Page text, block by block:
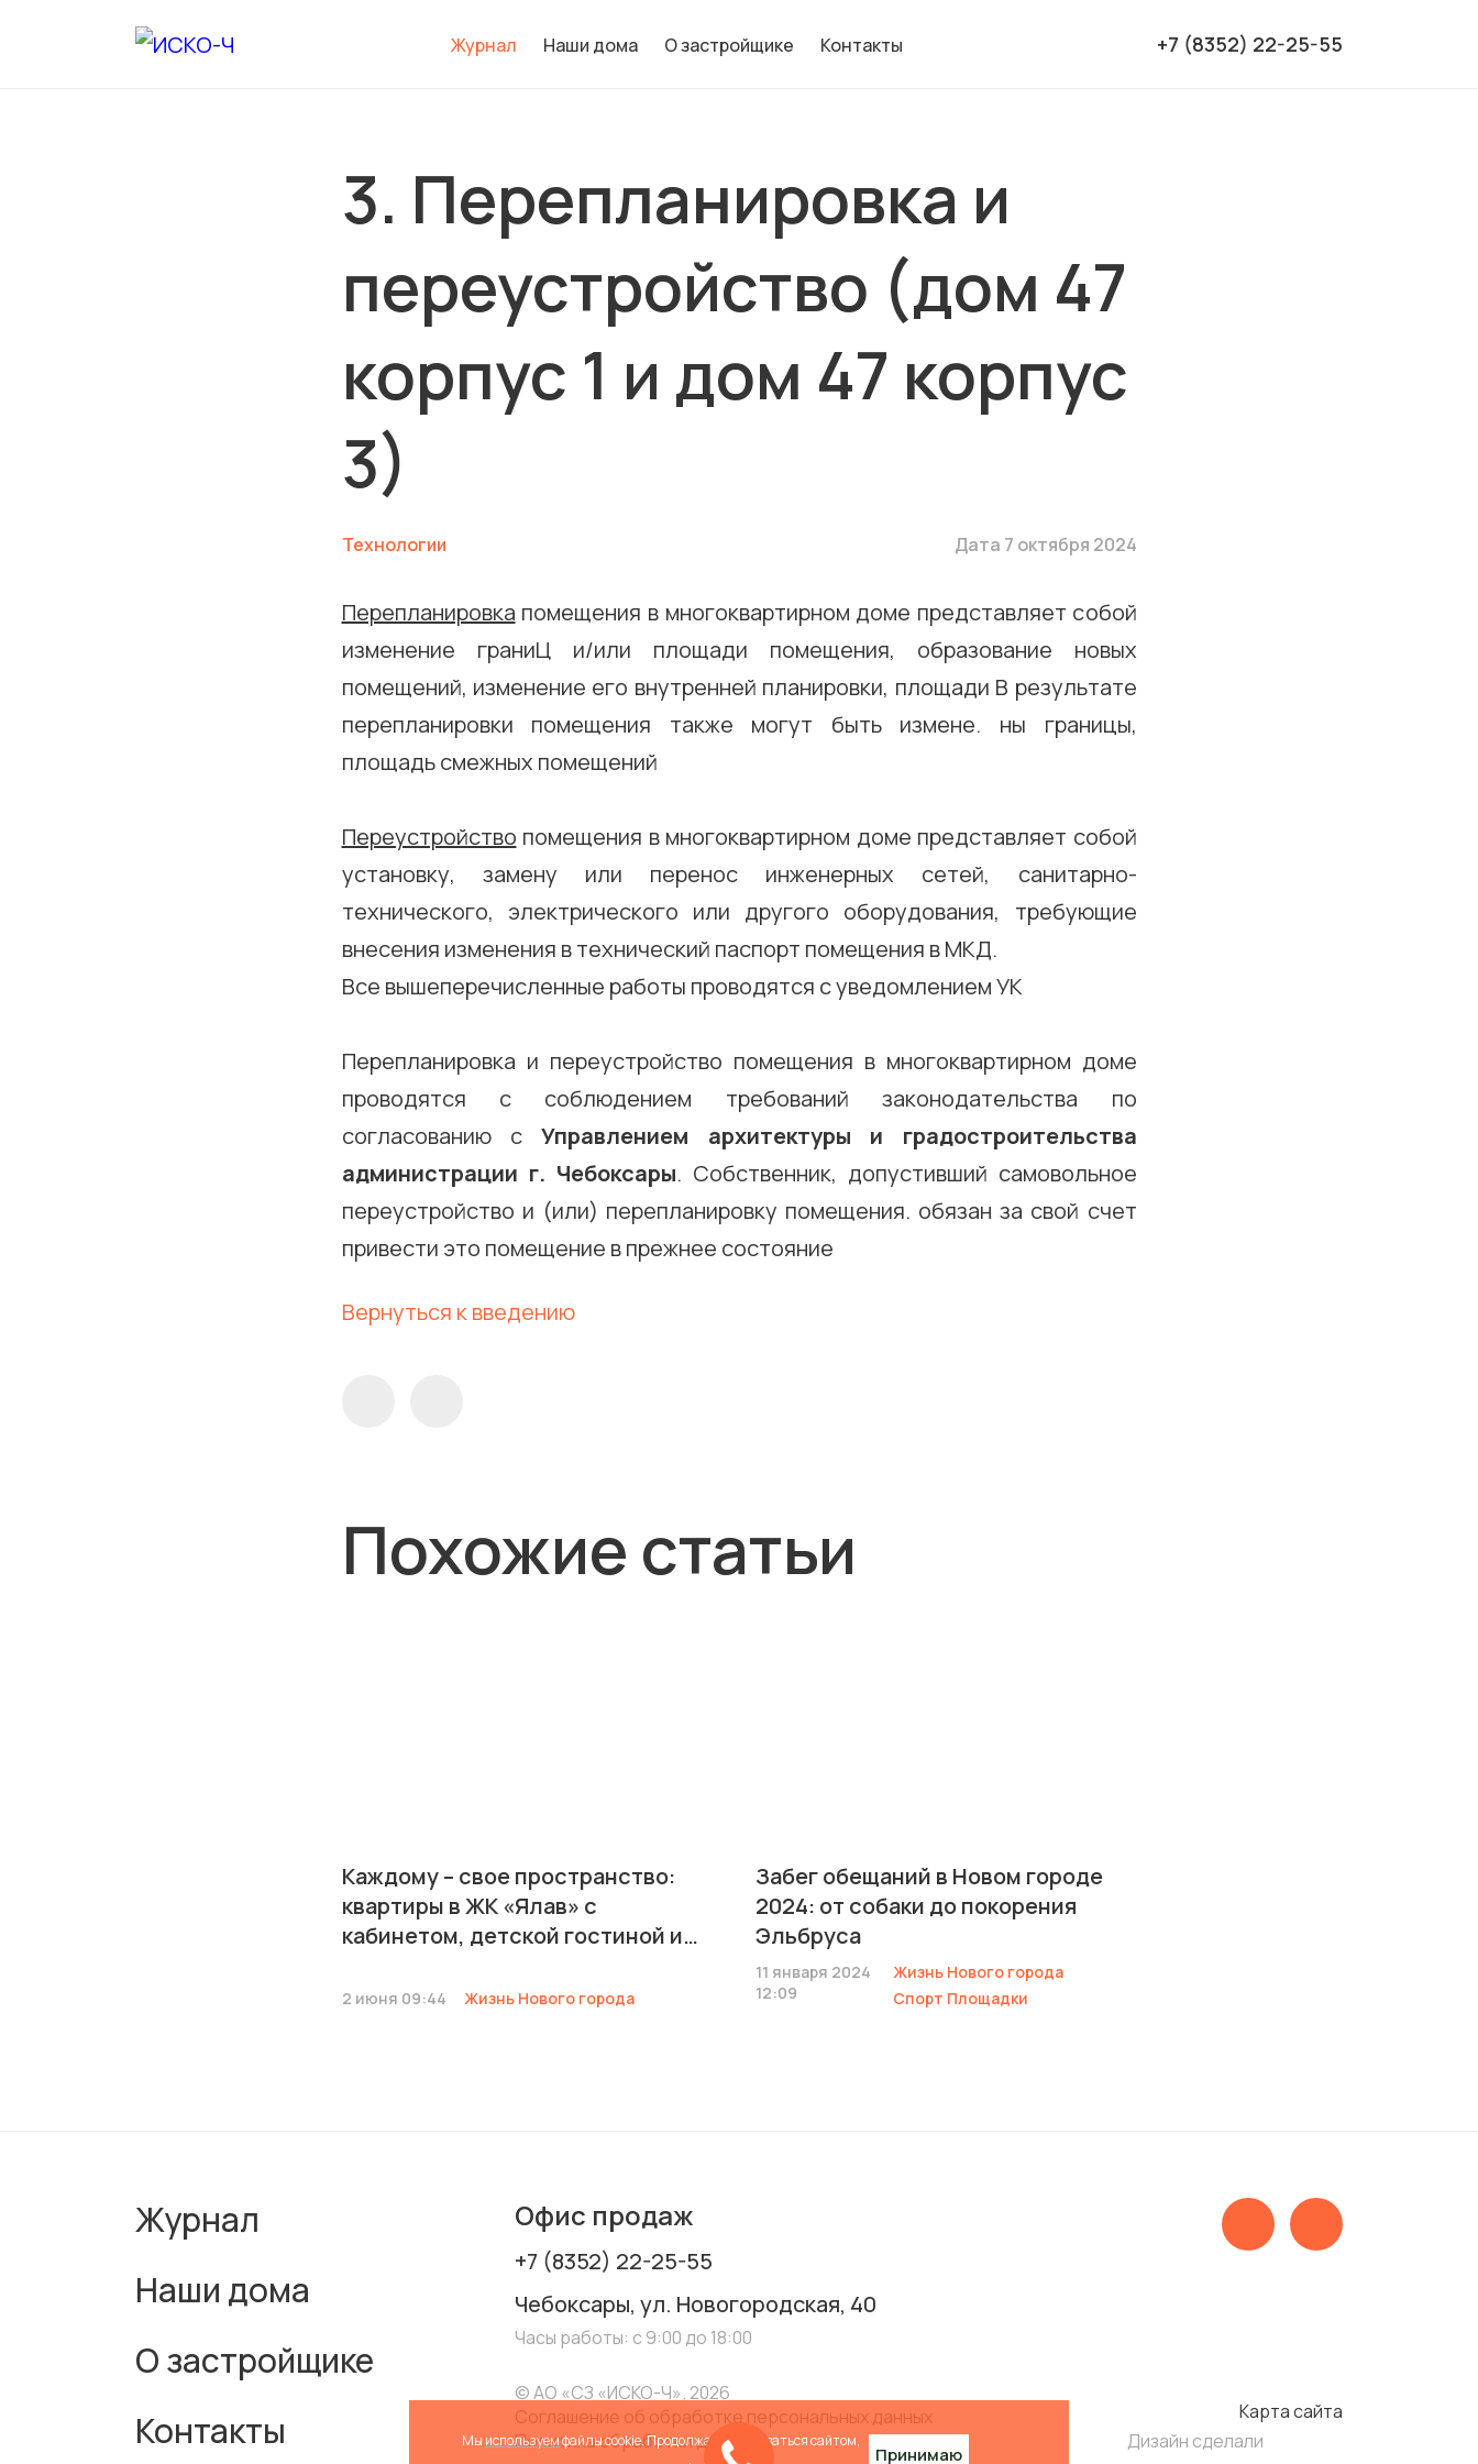
Журнал Наши дома О застройщике Контакты +7 (8352) 22-25-55
3. Перепланировка и
переустройство (дом 47
корпус 1 и дом 47 корпус
3)
Технологии Дата 7 октября 2024
Перепланировка помещения в многоквартирном доме представляет собой
изменение граниЦ и/или площади помещения, образование новых
помещений, изменение его внутренней планировки, площади В результате
перепланировки помещения также могут быть измене. ны границы,
площадь смежных помещений
Переустройство помещения в многоквартирном доме представляет собой
установку, замену или перенос инженерных сетей, санитарно-
технического, электрического или другого оборудования, требующие
внесения изменения в технический паспорт помещения в МКД.
Все вышеперечисленные работы проводятся с уведомлением УК
Перепланировка и переустройство помещения в многоквартирном доме
проводятся с соблюдением требований законодательства по
согласованию сУправлением архитектуры и градостроительства
администрации г. Чебоксары. Собственник, допустивший самовольное
переустройство и (или) перепланировку помещения. обязан за свой счет
привести это помещение в прежнее состояние
Вернуться к введению
Похожие статьи
Каждому – свое пространство:
квартиры в ЖК «Ялав» с
кабинетом, детской гостиной и
2 июня 09:44 Жизнь Нового города
Забег обещаний в Новом городе
2024: от собаки до покорения
Эльбруса
11 января 2024
12:09
Жизнь Нового города
Спорт Площадки
Журнал
Наши дома
О застройщике
Контакты
Офис продаж
+7 (8352) 22-25-55
Чебоксары, ул. Новогородская, 40
Часы работы: с 9:00 до 18:00
© АО «СЗ «ИСКО-Ч». 2026
Соглашение об обработке персональных данных
Политика обработки данных
Карта сайта
Дизайн сделали
Мы используемфайлы cookie. Продолжая пользоваться сайтом,
Принимаю